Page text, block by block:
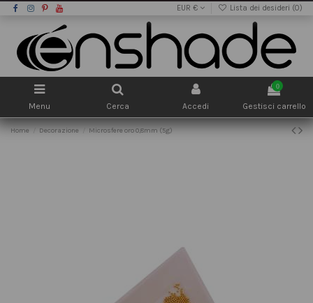
EUR € Lista dei desideri (0)
Menu Cerca Accedi
0
Gestisci carrello
Home Decorazione Microsfere oro 0,8mm (5g)